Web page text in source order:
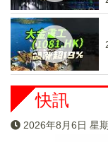
快訊
2026年8月6日 星